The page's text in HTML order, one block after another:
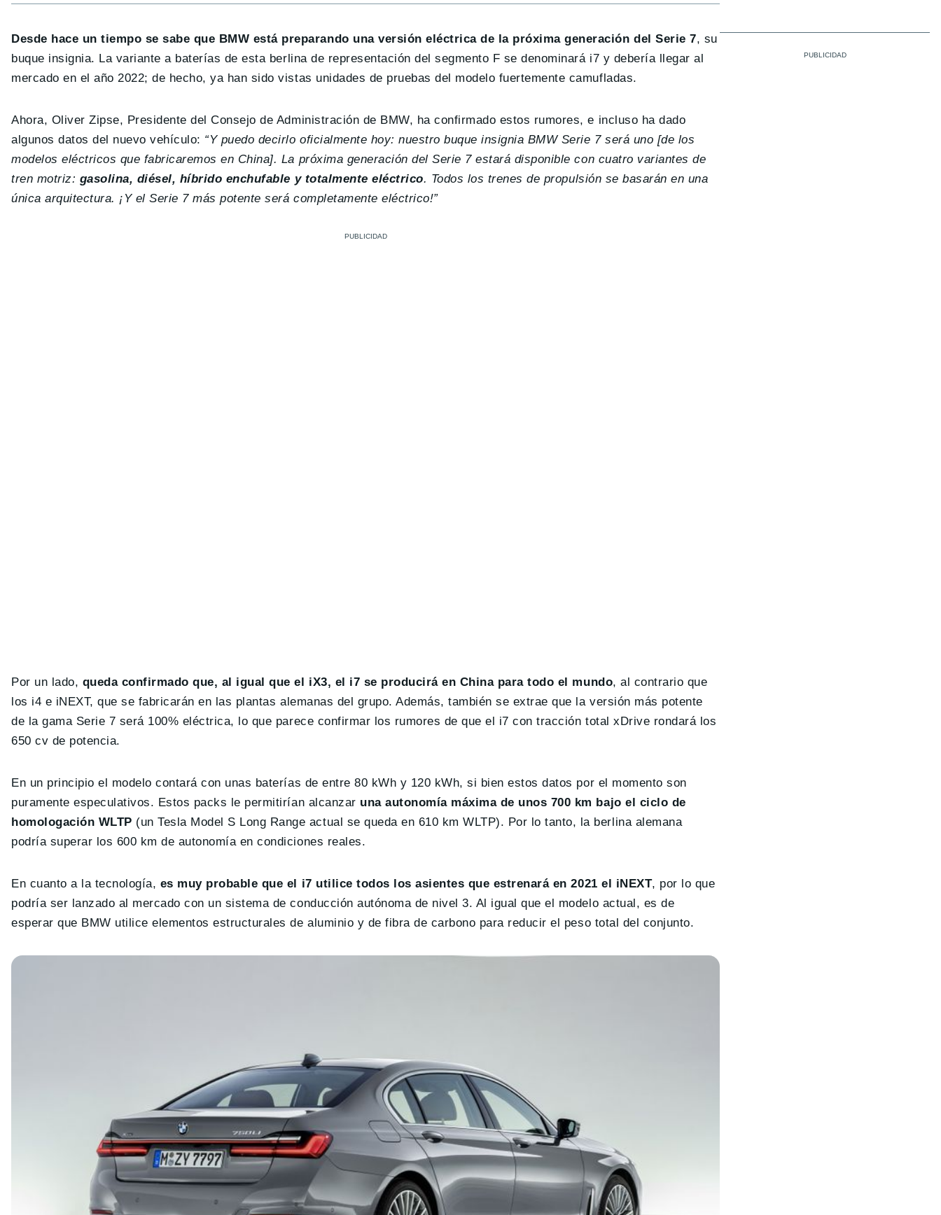
Desde hace un tiempo se sabe que BMW está preparando una versión eléctrica de la próxima generación del Serie 7, su
buque insignia. La variante a baterías de esta berlina de representación del segmento F se denominará i7 y debería llegar al
mercado en el año 2022; de hecho, ya han sido vistas unidades de pruebas del modelo fuertemente camufladas.
Ahora, Oliver Zipse, Presidente del Consejo de Administración de BMW, ha confirmado estos rumores, e incluso ha dado
algunos datos del nuevo vehículo: “Y puedo decirlo oficialmente hoy: nuestro buque insignia BMW Serie 7 será uno [de los
modelos eléctricos que fabricaremos en China]. La próxima generación del Serie 7 estará disponible con cuatro variantes de
tren motriz: gasolina, diésel, híbrido enchufable y totalmente eléctrico. Todos los trenes de propulsión se basarán en una
única arquitectura. ¡Y el Serie 7 más potente será completamente eléctrico!”
Por un lado, queda confirmado que, al igual que el iX3, el i7 se producirá en China para todo el mundo, al contrario que
los i4 e iNEXT, que se fabricarán en las plantas alemanas del grupo. Además, también se extrae que la versión más potente
de la gama Serie 7 será 100% eléctrica, lo que parece confirmar los rumores de que el i7 con tracción total xDrive rondará los
650 cv de potencia.
En un principio el modelo contará con unas baterías de entre 80 kWh y 120 kWh, si bien estos datos por el momento son
puramente especulativos. Estos packs le permitirían alcanzar una autonomía máxima de unos 700 km bajo el ciclo de
homologación WLTP (un Tesla Model S Long Range actual se queda en 610 km WLTP). Por lo tanto, la berlina alemana
podría superar los 600 km de autonomía en condiciones reales.
En cuanto a la tecnología, es muy probable que el i7 utilice todos los asientes que estrenará en 2021 el iNEXT, por lo que
podría ser lanzado al mercado con un sistema de conducción autónoma de nivel 3. Al igual que el modelo actual, es de
esperar que BMW utilice elementos estructurales de aluminio y de fibra de carbono para reducir el peso total del conjunto.